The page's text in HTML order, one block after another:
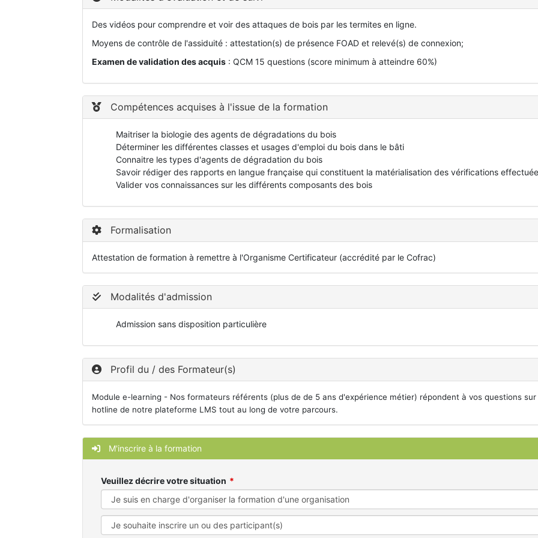
Des vidéos pour comprendre et voir des attaques de bois par les termites en ligne.
Moyens de contrôle de l'assiduité : attestation(s) de présence FOAD et relevé(s) de connexion;
Examen de validation des acquis : QCM 15 questions (score minimum à atteindre 60%)
Compétences acquises à l'issue de la formation
Maitriser la biologie des agents de dégradations du bois
Déterminer les différentes classes et usages d'emploi du bois dans le bâti
Connaitre les types d'agents de dégradation du bois
Savoir rédiger des rapports en langue française qui constituent la matérialisation des vérifications
Valider vos connaissances sur les différents composants des bois
Formalisation
Attestation de formation à remettre à l'Organisme Certificateur (accrédité par le Cofrac)
Modalités d'admission
Admission sans disposition particulière
Profil du / des Formateur(s)
Module e-learning - Nos formateurs référents (plus de de 5 ans d'expérience métier) répondent à vos questions sur
hotline de notre plateforme LMS tout au long de votre parcours.
M'inscrire à la formation
Veuillez décrire votre situation